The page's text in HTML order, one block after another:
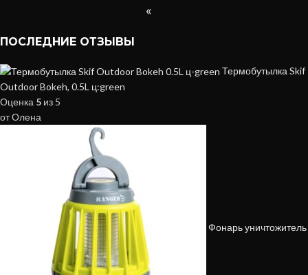
«
ПОСЛЕДНИЕ ОТЗЫВЫ
Термобутылка Skif
Outdoor Bokeh, 0.5L ц:green
Оценка 5 из 5
от Олена
Фонарь уничтожитель